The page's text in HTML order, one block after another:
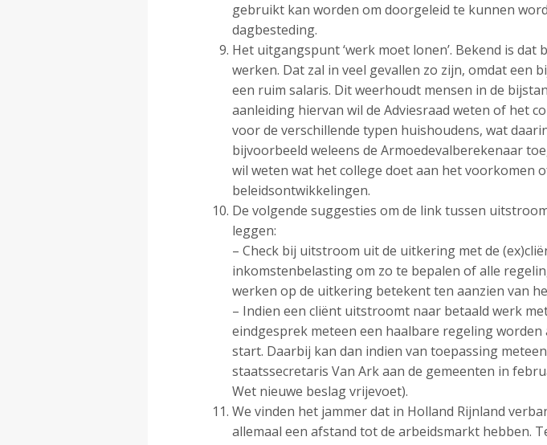
gebruikt kan worden om doorgeleid te kunnen
dagbesteding.
Het uitgangspunt ‘werk moet lonen’. Bekend is
werken. Dat zal in veel gevallen zo zijn, omdat
een ruim salaris. Dit weerhoudt mensen in de
aanleiding hiervan wil de Adviesraad weten of het
voor de verschillende typen huishoudens, wat
bijvoorbeeld weleens de Armoedevalberekenaar
wil weten wat het college doet aan het voorkomen
beleidsontwikkelingen.
De volgende suggesties om de link tussen
leggen:
– Check bij uitstroom uit de uitkering met de
inkomstenbelasting om zo te bepalen of alle
werken op de uitkering betekent ten aanzien van
– Indien een cliënt uitstroomt naar betaald werk
eindgesprek meteen een haalbare regeling
start. Daarbij kan dan indien van toepassing
staatssecretaris Van Ark aan de gemeenten in
Wet nieuwe beslag vrijevoet).
We vinden het jammer dat in Holland Rijnland
allemaal een afstand tot de arbeidsmarkt hebben.